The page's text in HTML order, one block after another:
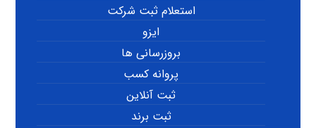
استعلام ثبت شرکت
ایزو
بروزرسانی ها
پروانه کسب
ثبت آنلاین
ثبت برند